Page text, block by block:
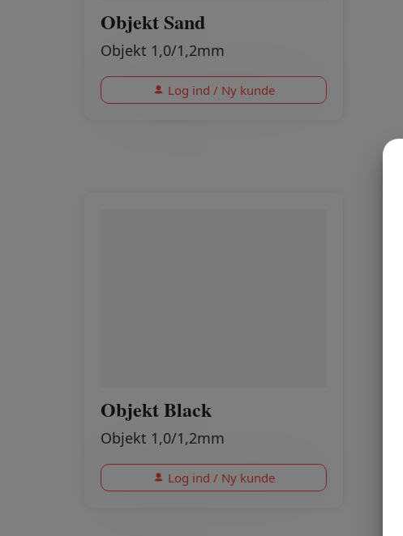
Objekt Sand
Objekt 1,0/1,2mm
Log ind / Ny kunde
Objekt Black
Objekt 1,0/1,2mm
Log ind / Ny kunde